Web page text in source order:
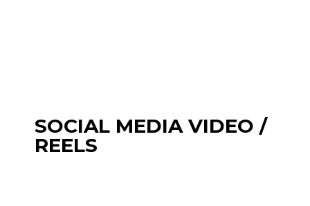
SOCIAL MEDIA VIDEO /
REELS